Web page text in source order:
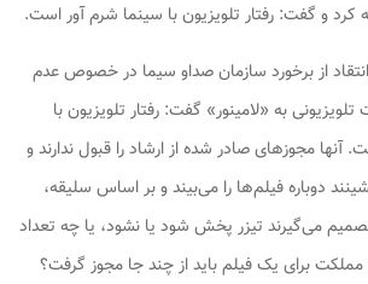
کرد و گفت: رفتار تلویزیون با سینما شرم آور است.
از برخورد سازمان صداو سیما در خصوص عدم
به «لامینور» گفت: رفتار تلویزیون با
آنها مجوزهای صادر شده از ارشاد را قبول ندارند و
دوباره فیلم‌ها را می‌بیند و بر اساس سلیقه،
می‌گیرند تیزر پخش شود یا نشود، یا چه تعداد
برای یک فیلم باید از چند جا مجوز گرفت؟